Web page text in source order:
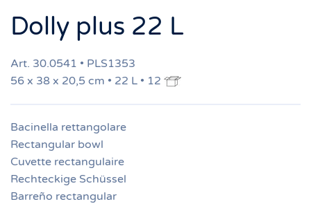
Dolly plus 22 L
Art. 30.0541 • PLS1353
56 x 38 x 20,5 cm • 22 L • 12
Bacinella rettangolare
Rectangular bowl
Cuvette rectangulaire
Rechteckige Schüssel
Barreño rectangular